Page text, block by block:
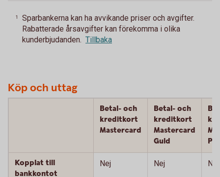
1
Sparbankerna kan ha avvikande priser och avgifter.
Rabatterade årsavgifter kan förekomma i olika
kunderbjudanden. Tillbaka
Köp och uttag
Betal- och
kreditkort
Mastercard
Betal- och
kreditkort
Mastercard
Guld
Kopplat till
bankkontot
Nej Nej Nej